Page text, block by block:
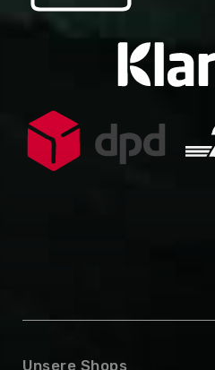
Unsere Shops